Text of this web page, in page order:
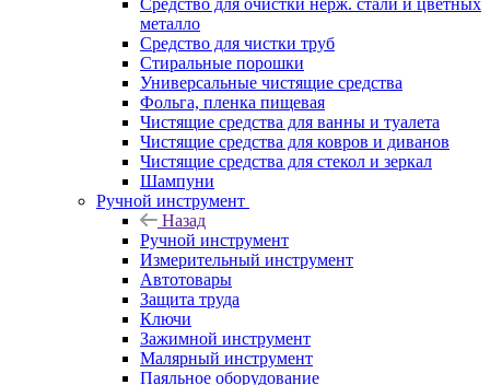
Средство для очистки нерж. стали и цветных
металло
Средство для чистки труб
Стиральные порошки
Универсальные чистящие средства
Фольга, пленка пищевая
Чистящие средства для ванны и туалета
Чистящие средства для ковров и диванов
Чистящие средства для стекол и зеркал
Шампуни
Ручной инструмент
Назад
Ручной инструмент
Измерительный инструмент
Автотовары
Защита труда
Ключи
Зажимной инструмент
Малярный инструмент
Паяльное оборудование